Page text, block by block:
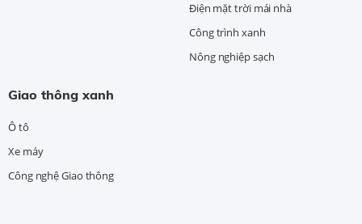
Điện mặt trời mái nhà
Công trình xanh
Nông nghiệp sạch
Giao thông xanh
Ô tô
Xe máy
Công nghệ Giao thông